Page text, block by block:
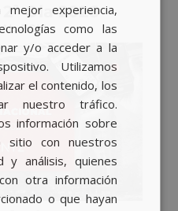
2ª Ola 2026
,EGM
BASQUE
ENGLISH
experiencia,
como las
y/o acceder a la
Utilizamos
el contenido, los
nuestro tráfico.
información sobre
con nuestros
y análisis, quienes
otra información
o que hayan